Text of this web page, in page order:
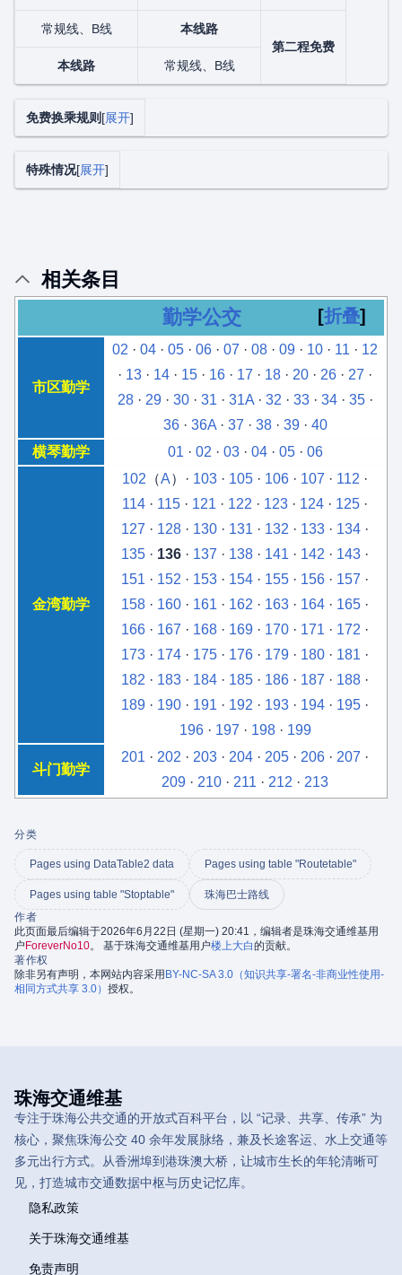
常规线、B线
本线路
第二程免费
本线路
常规线、B线
展开
免费换乘规则
展开
特殊情况
相关条目
折叠
勤学公交
市区勤学
02 · 04 · 05 · 06 · 07 · 08 · 09 · 10 · 11 · 12
· 13 · 14 · 15 · 16 · 17 · 18 · 20 · 26 · 27 ·
28· 29· 30· 31 · 31A· 32 · 33· 34· 35·
36· 36A· 37 · 38· 39· 40
横琴勤学
01 · 02 · 03· 04· 05· 06
金湾勤学
102 （A）· 103 · 105 · 106 · 107 · 112 ·
114 · 115 · 121 · 122 · 123 · 124 · 125 ·
127 · 128 · 130 · 131 · 132 · 133 · 134 ·
135 · 136 · 137 · 138 · 141 · 142 · 143 ·
151 · 152 · 153 · 154 · 155 · 156 · 157 ·
158 · 160 · 161 · 162 · 163 · 164 · 165 ·
166 · 167 · 168 · 169 · 170 · 171 · 172 ·
173 · 174 · 175 · 176 · 179 · 180 · 181 ·
182 · 183 · 184 · 185 · 186 · 187 · 188 ·
189 · 190 · 191 · 192 · 193 · 194 · 195 ·
196· 197 · 198· 199
斗门勤学
201 · 202 · 203 · 204 · 205 · 206 · 207 ·
209 · 210 · 211 · 212 · 213
分类
Pages using DataTable2 data Pages using table "Routetable"
Pages using table "Stoptable"
珠海巴士路线
作者
此页面最后编辑于2026年6月22日 (星期一) 20:41，编辑者是珠海交通维基用
户 ForeverNo10。 基于珠海交通维基用户楼上大白的贡献。
著作权
除非另有声明，本网站内容采用 BY-NC-SA 3.0（知识共享-署名-非商业性使用-
相同方式共享 3.0） 授权。
珠海交通维基
专注于珠海公共交通的开放式百科平台，以 “记录、共享、传承” 为
核心，聚焦珠海公交 40 余年发展脉络，兼及长途客运、水上交通等
多元出行方式。从香洲埠到港珠澳大桥，让城市生长的年轮清晰可
见，打造城市交通数据中枢与历史记忆库。
隐私政策
关于珠海交通维基
免责声明